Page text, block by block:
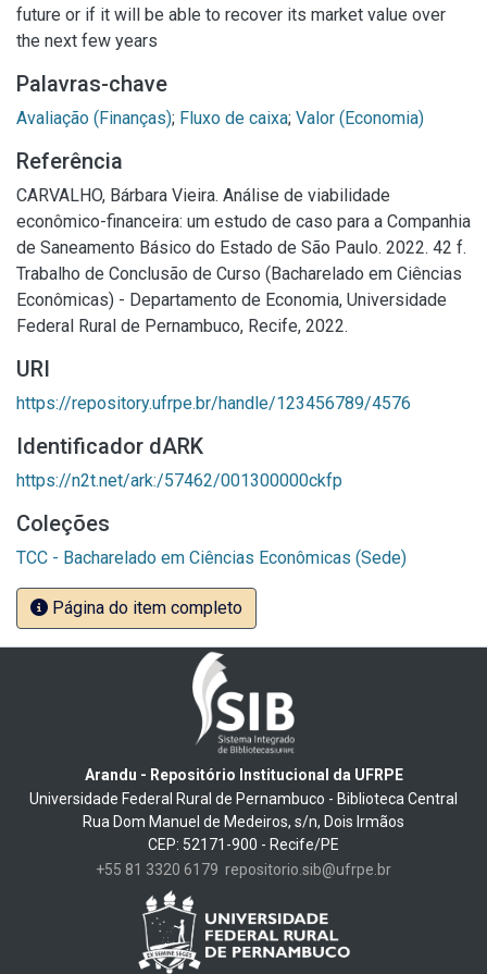
future or if it will be able to recover its market value over
the next few years
Palavras-chave
Avaliação (Finanças); Fluxo de caixa; Valor (Economia)
Referência
CARVALHO, Bárbara Vieira. Análise de viabilidade
econômico-financeira: um estudo de caso para a Companhia
de Saneamento Básico do Estado de São Paulo. 2022. 42 f.
Trabalho de Conclusão de Curso (Bacharelado em Ciências
Econômicas) - Departamento de Economia, Universidade
Federal Rural de Pernambuco, Recife, 2022.
URI
https://repository.ufrpe.br/handle/123456789/4576
Identificador dARK
https://n2t.net/ark:/57462/001300000ckfp
Coleções
TCC - Bacharelado em Ciências Econômicas (Sede)
Página do item completo
Arandu - Repositório Institucional da UFRPE
Universidade Federal Rural de Pernambuco - Biblioteca Central
Rua Dom Manuel de Medeiros, s/n, Dois Irmãos
CEP: 52171-900 - Recife/PE
+55 81 3320 6179 repositorio.sib@ufrpe.br